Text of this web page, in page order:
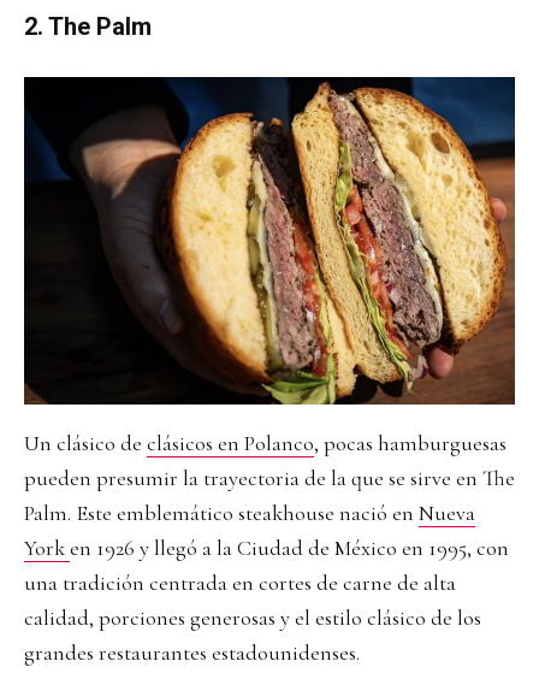
2. The Palm
Un clásico de clásicos en Polanco, pocas hamburguesas
pueden presumir la trayectoria de la que se sirve en The
Palm. Este emblemático steakhouse nació en Nueva
Yorken 1926 y llegó a la Ciudad de México en 1995, con
una tradición centrada en cortes de carne de alta
calidad, porciones generosas y el estilo clásico de los
grandes restaurantes estadounidenses.